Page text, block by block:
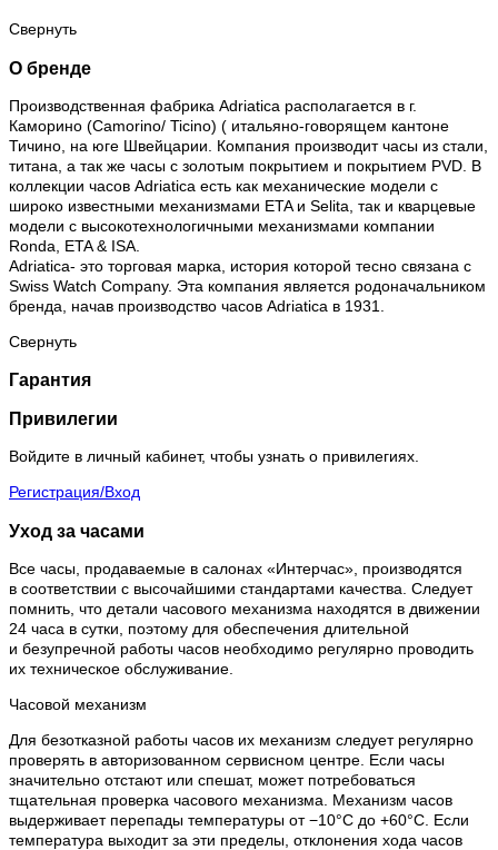
Свернуть
О бренде
Производственная фабрика Adriatica располагается в г.
Каморино (Camorino/ Ticino) ( итальяно-говорящем кантоне
Тичино, на юге Швейцарии. Компания производит часы из стали,
титана, а так же часы с золотым покрытием и покрытием PVD. В
коллекции часов Adriatica есть как механические модели с
широко известными механизмами ETA и Selita, так и кварцевые
модели с высокотехнологичными механизмами компании
Ronda, ETA & ISA.
Adriatica- это торговая марка, история которой тесно связана с
Swiss Watch Company. Эта компания является родоначальником
бренда, начав производство часов Adriatica в 1931.
Свернуть
Гарантия
Привилегии
Войдите в личный кабинет, чтобы узнать о привилегиях.
Регистрация/Вход
Уход за часами
Все часы, продаваемые в салонах «Интерчас», производятся
в соответствии с высочайшими стандартами качества. Следует
помнить, что детали часового механизма находятся в движении
24 часа в сутки, поэтому для обеспечения длительной
и безупречной работы часов необходимо регулярно проводить
их техническое обслуживание.
Часовой механизм
Для безотказной работы часов их механизм следует регулярно
проверять в авторизованном сервисном центре. Если часы
значительно отстают или спешат, может потребоваться
тщательная проверка часового механизма. Механизм часов
выдерживает перепады температуры от −10°C до +60°C. Если
температура выходит за эти пределы, отклонения хода часов